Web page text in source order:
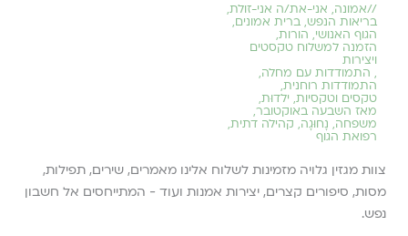
//אמונה, אני-את/ה אני-זולת,
בריאות הנפש, ברית אמונים,
הגוף האנושי, הורות,
הזמנה למשלוח טקסטים
ויצירות
, התמודדות עם מחלה,
התמודדות רוחנית,
טקסים וטקסיות, ילדוּת,
מאז השבעה באוקטובר,
משפחה, נָחוּגָה, קהילה דתית,
רפואת הגוף
צוות מגזין גלויה מזמינות לשלוח אלינו מאמרים, שירים, תפילות,
מסות, סיפורים קצרים, יצירות אמנות ועוד - המתייחסים אל חשבון
נפש.